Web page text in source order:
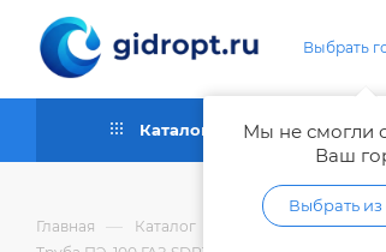
Выбрать
Мы не смогли
Ваш
Выбрать из
Каталог
Главная — Каталог Трубы и фитинги